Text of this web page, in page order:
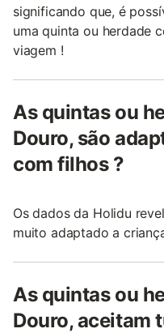
significando que, é
uma quinta ou herdade
viagem !
As quintas ou
Douro, são
com filhos ?
Os dados da Holidu
muito adaptado a
As quintas ou
Douro, aceitam